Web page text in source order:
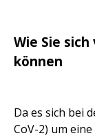
Wie Sie
können
Da es sich bei
CoV-2) um